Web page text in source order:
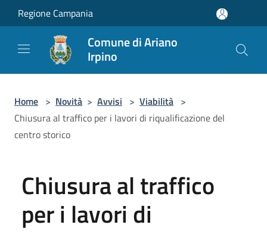
Salta al contenuto principale
Regione Campania
Comune di Ariano
Irpino
Home > Novità > Avvisi > Viabilità >
Chiusura al traffico per i lavori di riqualificazione del
centro storico
Chiusura al traffico
per i lavori di